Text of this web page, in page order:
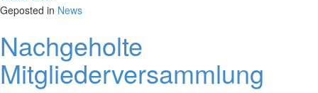
Geposted in News
Nachgeholte
Mitgliederversammlung